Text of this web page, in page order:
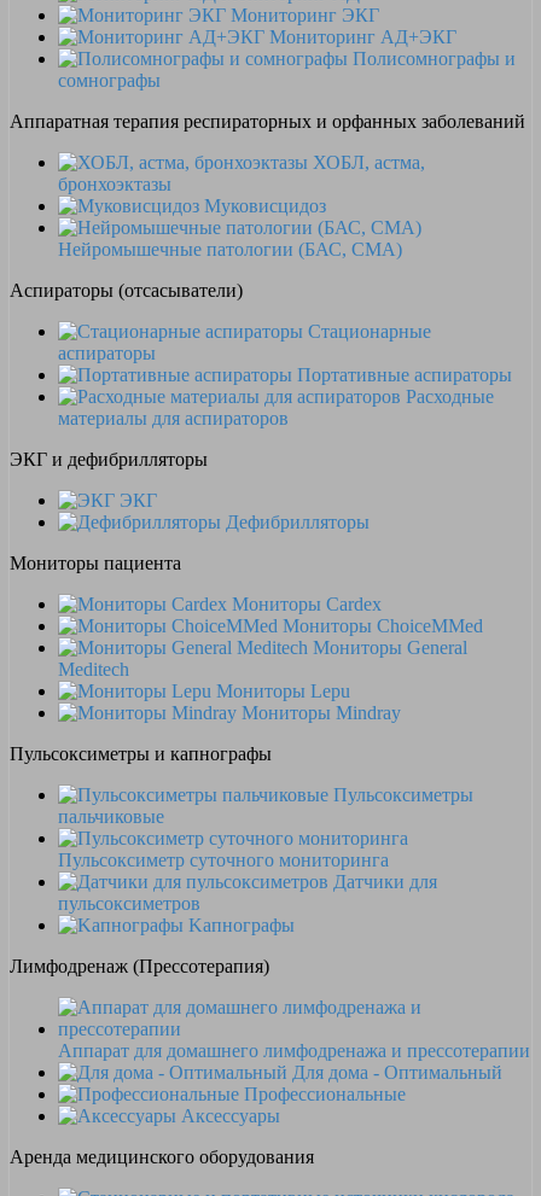
Мониторинг ЭКГ
Мониторинг АД+ЭКГ
Полисомнографы и
сомнографы
Аппаратная терапия респираторных и орфанных заболеваний
ХОБЛ, астма,
бронхоэктазы
Муковисцидоз
Нейромышечные патологии (БАС, СМА)
Аспираторы (отсасыватели)
Стационарные
аспираторы
Портативные аспираторы
Расходные
материалы для аспираторов
ЭКГ и дефибрилляторы
ЭКГ
Дефибрилляторы
Мониторы пациента
Мониторы Cardex
Мониторы ChoiceMMed
Мониторы General
Meditech
Мониторы Lepu
Мониторы Mindray
Пульсоксиметры и капнографы
Пульсоксиметры
пальчиковые
Пульсоксиметр суточного мониторинга
Датчики для
пульсоксиметров
Kапнографы
Лимфодренаж (Прессотерапия)
Аппарат для домашнего лимфодренажа и прессотерапии
Для дома - Оптимальный
Профессиональные
Аксессуары
Аренда медицинского оборудования